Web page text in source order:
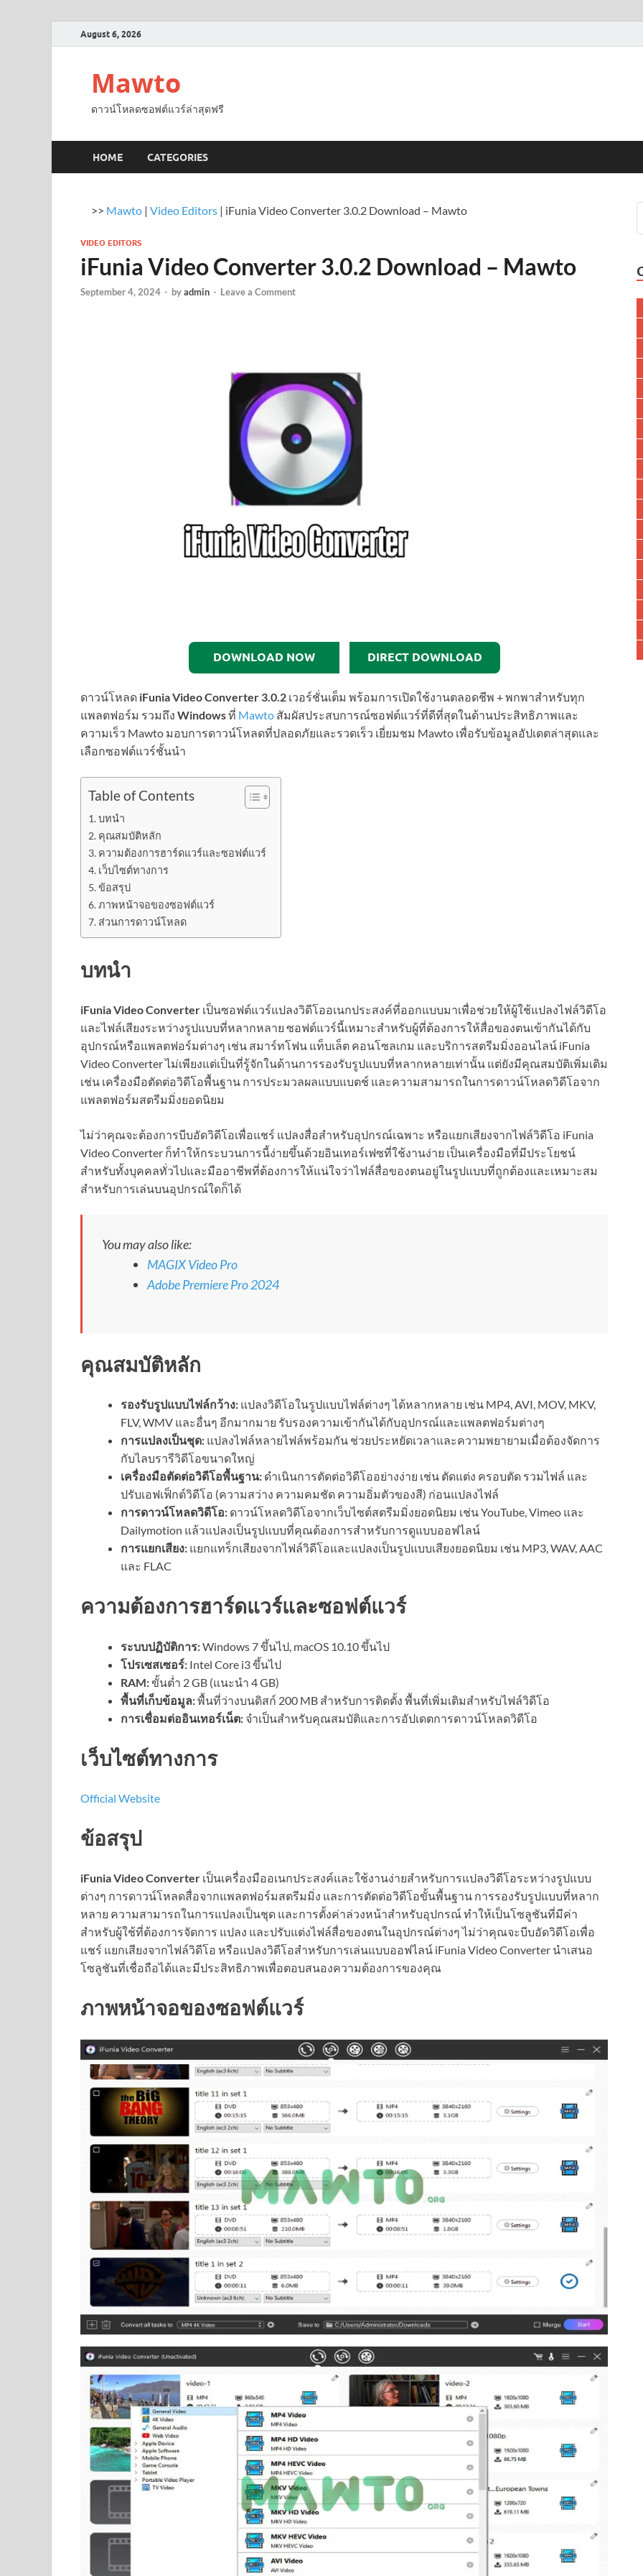
August 6, 2026
Mawto
ดาวน์โหลดซอฟต์แวร์ล่าสุดฟรี
HOME CATEGORIES
>> Mawto | Video Editors | iFunia Video Converter 3.0.2 Download – Mawto
VIDEO EDITORS
iFunia Video Converter 3.0.2 Download – Mawto
September 4, 2024 - byadmin - Leave a Comment
DOWNLOAD NOW DIRECT DOWNLOAD
ดาวน์โหลด iFunia Video Converter 3.0.2 เวอร์ชั่นเต็ม พร้อมการเปิดใช้งานตลอดชีพ + พกพาสำหรับทุก
แพลตฟอร์ม รวมถึง Windowsที่ Mawto สัมผัสประสบการณ์ซอฟต์แวร์ที่ดีที่สุดในด้านประสิทธิภาพและ
ความเร็ว Mawto มอบการดาวน์โหลดที่ปลอดภัยและรวดเร็ว เยี่ยมชม Mawto เพื่อรับข้อมูลอัปเดตล่าสุดและ
เลือกซอฟต์แวร์ชั้นนำ
Table of Contents
บทนำ
คุณสมบัติหลัก
ความต้องการฮาร์ดแวร์และซอฟต์แวร์
เว็บไซต์ทางการ
ข้อสรุป
ภาพหน้าจอของซอฟต์แวร์
ส่วนการดาวน์โหลด
บทนำ
iFunia Video Converter เป็นซอฟต์แวร์แปลงวิดีโออเนกประสงค์ที่ออกแบบมาเพื่อช่วยให้ผู้ใช้แปลงไฟล์วิดีโอ
และไฟล์เสียงระหว่างรูปแบบที่หลากหลาย ซอฟต์แวร์นี้เหมาะสำหรับผู้ที่ต้องการให้สื่อของตนเข้ากันได้กับ
อุปกรณ์หรือแพลตฟอร์มต่างๆ เช่น สมาร์ทโฟน แท็บเล็ต คอนโซลเกม และบริการสตรีมมิ่งออนไลน์ iFunia
Video Converter ไม่เพียงแต่เป็นที่รู้จักในด้านการรองรับรูปแบบที่หลากหลายเท่านั้น แต่ยังมีคุณสมบัติเพิ่มเติม
เช่น เครื่องมือตัดต่อวิดีโอพื้นฐาน การประมวลผลแบบแบตช์ และความสามารถในการดาวน์โหลดวิดีโอจาก
แพลตฟอร์มสตรีมมิ่งยอดนิยม
ไม่ว่าคุณจะต้องการบีบอัดวิดีโอเพื่อแชร์ แปลงสื่อสำหรับอุปกรณ์เฉพาะ หรือแยกเสียงจากไฟล์วิดีโอ iFunia
Video Converter ก็ทำให้กระบวนการนี้ง่ายขึ้นด้วยอินเทอร์เฟซที่ใช้งานง่าย เป็นเครื่องมือที่มีประโยชน์
สำหรับทั้งบุคคลทั่วไปและมืออาชีพที่ต้องการให้แน่ใจว่าไฟล์สื่อของตนอยู่ในรูปแบบที่ถูกต้องและเหมาะสม
สำหรับการเล่นบนอุปกรณ์ใดก็ได้
You may also like:
MAGIX Video Pro
Adobe Premiere Pro 2024
คุณสมบัติหลัก
รองรับรูปแบบไฟล์กว้าง: แปลงวิดีโอในรูปแบบไฟล์ต่างๆ ได้หลากหลาย เช่น MP4, AVI, MOV, MKV,
FLV, WMV และอื่นๆ อีกมากมาย รับรองความเข้ากันได้กับอุปกรณ์และแพลตฟอร์มต่างๆ
การแปลงเป็นชุด: แปลงไฟล์หลายไฟล์พร้อมกัน ช่วยประหยัดเวลาและความพยายามเมื่อต้องจัดการ
กับไลบรารีวิดีโอขนาดใหญ่
เครื่องมือตัดต่อวิดีโอพื้นฐาน: ดำเนินการตัดต่อวิดีโออย่างง่าย เช่น ตัดแต่ง ครอบตัด รวมไฟล์ และ
ปรับเอฟเฟ็กต์วิดีโอ (ความสว่าง ความคมชัด ความอิ่มตัวของสี) ก่อนแปลงไฟล์
การดาวน์โหลดวิดีโอ: ดาวน์โหลดวิดีโอจากเว็บไซต์สตรีมมิ่งยอดนิยม เช่น YouTube, Vimeo และ
Dailymotion แล้วแปลงเป็นรูปแบบที่คุณต้องการสำหรับการดูแบบออฟไลน์
การแยกเสียง: แยกแทร็กเสียงจากไฟล์วิดีโอและแปลงเป็นรูปแบบเสียงยอดนิยม เช่น MP3, WAV, AAC
และ FLAC
ความต้องการฮาร์ดแวร์และซอฟต์แวร์
ระบบปฏิบัติการ:Windows 7 ขึ้นไป, macOS 10.10 ขึ้นไป
โปรเซสเซอร์: Intel Core i3 ขึ้นไป
RAM:ขั้นต่ำ 2 GB (แนะนำ 4 GB)
พื้นที่เก็บข้อมูล:พื้นที่ว่างบนดิสก์ 200 MB สำหรับการติดตั้ง พื้นที่เพิ่มเติมสำหรับไฟล์วิดีโอ
การเชื่อมต่ออินเทอร์เน็ต: จำเป็นสำหรับคุณสมบัติและการอัปเดตการดาวน์โหลดวิดีโอ
เว็บไซต์ทางการ
Official Website
ข้อสรุป
iFunia Video Converter เป็นเครื่องมืออเนกประสงค์และใช้งานง่ายสำหรับการแปลงวิดีโอระหว่างรูปแบบ
ต่างๆ การดาวน์โหลดสื่อจากแพลตฟอร์มสตรีมมิ่ง และการตัดต่อวิดีโอขั้นพื้นฐาน การรองรับรูปแบบที่หลาก
หลาย ความสามารถในการแปลงเป็นชุด และการตั้งค่าล่วงหน้าสำหรับอุปกรณ์ ทำให้เป็นโซลูชันที่มีค่า
สำหรับผู้ใช้ที่ต้องการจัดการ แปลง และปรับแต่งไฟล์สื่อของตนในอุปกรณ์ต่างๆ ไม่ว่าคุณจะบีบอัดวิดีโอเพื่อ
แชร์ แยกเสียงจากไฟล์วิดีโอ หรือแปลงวิดีโอสำหรับการเล่นแบบออฟไลน์ iFunia Video Converter นำเสนอ
โซลูชันที่เชื่อถือได้และมีประสิทธิภาพเพื่อตอบสนองความต้องการของคุณ
ภาพหน้าจอของซอฟต์แวร์